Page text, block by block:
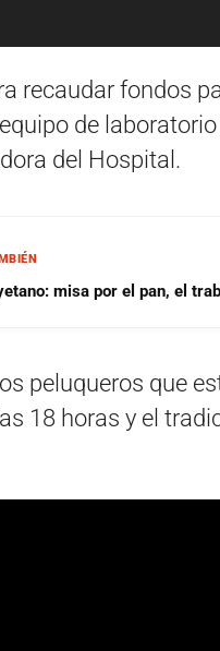
recaudar fondos
de
del Hospital.
misa por el pan, el
peluqueros que
18 horas y el